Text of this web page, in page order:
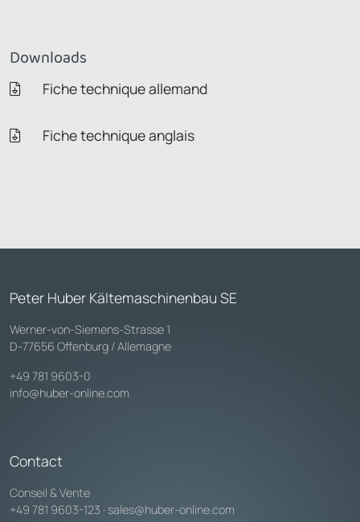
Downloads
Fiche technique allemand
Fiche technique anglais
Peter Huber Kältemaschinenbau SE
Werner-von-Siemens-Strasse 1
D-77656 Offenburg / Allemagne
+49 781 9603-0
info@huber-online.com
Contact
Conseil & Vente
+49 781 9603-123 · sales@huber-online.com